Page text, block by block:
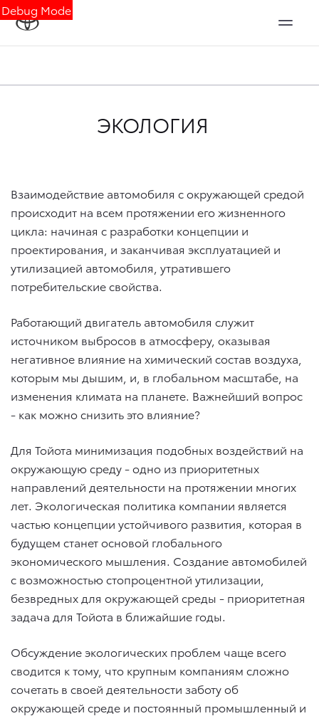
Debug Mode
ЭКОЛОГИЯ
Взаимодействие автомобиля с окружающей средой
происходит на всем протяжении его жизненного
цикла: начиная с разработки концепции и
проектирования, и заканчивая эксплуатацией и
утилизацией автомобиля, утратившего
потребительские свойства.
Работающий двигатель автомобиля служит
источником выбросов в атмосферу, оказывая
негативное влияние на химический состав воздуха,
которым мы дышим, и, в глобальном масштабе, на
изменения климата на планете. Важнейший вопрос
- как можно снизить это влияние?
Для Тойота минимизация подобных воздействий на
окружающую среду - одно из приоритетных
направлений деятельности на протяжении многих
лет. Экологическая политика компании является
частью концепции устойчивого развития, которая в
будущем станет основой глобального
экономического мышления. Создание автомобилей
с возможностью стопроцентной утилизации,
безвредных для окружающей среды - приоритетная
задача для Тойота в ближайшие годы.
Обсуждение экологических проблем чаще всего
сводится к тому, что крупным компаниям сложно
сочетать в своей деятельности заботу об
окружающей среде и постоянный промышленный и